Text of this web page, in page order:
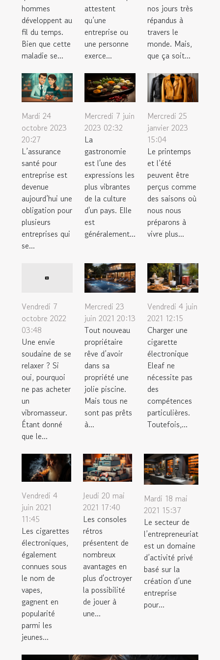
hommes
développent au
fil du temps.
Bien que cette
maladie se...
attestent
qu’une
entreprise ou
une personne
exerce...
nos jours très
répandus à
travers le
monde. Mais,
que ça soit...
Mardi 24
octobre 2023
20:27
L’assurance
santé pour
entreprise est
devenue
aujourd’hui une
obligation pour
plusieurs
entreprises qui
se...
Mercredi 7 juin
2023 02:32
La
gastronomie
est l'une des
expressions les
plus vibrantes
de la culture
d'un pays. Elle
est
généralement...
Mercredi 25
janvier 2023
15:04
Le printemps
et l’été
peuvent être
perçus comme
des saisons où
nous nous
préparons à
vivre plus...
Vendredi 7
octobre 2022
03:48
Une envie
soudaine de se
relaxer ? Si
oui, pourquoi
ne pas acheter
un
vibromasseur.
Étant donné
que le...
Mercredi 23
juin 2021 20:13
Tout nouveau
propriétaire
rêve d’avoir
dans sa
propriété une
jolie piscine.
Mais tous ne
sont pas prêts
à...
Vendredi 4 juin
2021 12:15
Charger une
cigarette
électronique
Eleaf ne
nécessite pas
des
compétences
particulières.
Toutefois,...
Vendredi 4
juin 2021
11:45
Les cigarettes
électroniques,
également
connues sous
le nom de
vapes,
gagnent en
popularité
parmi les
jeunes...
Jeudi 20 mai
2021 17:40
Les consoles
rétros
présentent de
nombreux
avantages en
plus d'octroyer
la possibilité
de jouer à
une...
Mardi 18 mai
2021 15:37
Le secteur de
l’entrepreneuriat
est un domaine
d’activité privé
basé sur la
création d’une
entreprise
pour...